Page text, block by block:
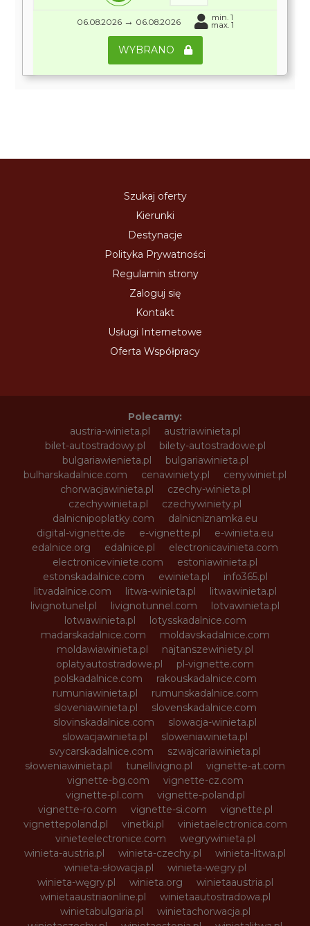
06.08.2026 → 06.08.2026 min. 1
max. 1
WYBRANO
Szukaj oferty
Kierunki
Destynacje
Polityka Prywatności
Regulamin strony
Zaloguj się
Kontakt
Usługi Internetowe
Oferta Współpracy
Polecamy:
austria-winieta.pl
austriawinieta.pl
bilet-autostradowy.pl
bilety-autostradowe.pl
bulgariawienieta.pl
bulgariawinieta.pl
bulharskadalnice.com
cenawiniety.pl
cenywiniet.pl
chorwacjawinieta.pl
czechy-winieta.pl
czechywinieta.pl
czechywiniety.pl
dalnicnipoplatky.com
dalnicniznamka.eu
digital-vignette.de
e-vignette.pl
e-winieta.eu
edalnice.org
edalnice.pl
electronicavinieta.com
electroniceviniete.com
estoniawinieta.pl
estonskadalnice.com
ewinieta.pl
info365.pl
litvadalnice.com
litwa-winieta.pl
litwawinieta.pl
livignotunel.pl
livignotunnel.com
lotvawinieta.pl
lotwawinieta.pl
lotysskadalnice.com
madarskadalnice.com
moldavskadalnice.com
moldawiawinieta.pl
najtanszewiniety.pl
oplatyautostradowe.pl
pl-vignette.com
polskadalnice.com
rakouskadalnice.com
rumuniawinieta.pl
rumunskadalnice.com
sloveniawinieta.pl
slovenskadalnice.com
slovinskadalnice.com
slowacja-winieta.pl
slowacjawinieta.pl
sloweniawinieta.pl
svycarskadalnice.com
szwajcariawinieta.pl
słoweniawinieta.pl
tunellivigno.pl
vignette-at.com
vignette-bg.com
vignette-cz.com
vignette-pl.com
vignette-poland.pl
vignette-ro.com
vignette-si.com
vignette.pl
vignettepoland.pl
vinetki.pl
vinietaelectronica.com
vinieteelectronice.com
wegrywinieta.pl
winieta-austria.pl
winieta-czechy.pl
winieta-litwa.pl
winieta-słowacja.pl
winieta-wegry.pl
winieta-węgry.pl
winieta.org
winietaaustria.pl
winietaaustriaonline.pl
winietaautostradowa.pl
winietabulgaria.pl
winietachorwacja.pl